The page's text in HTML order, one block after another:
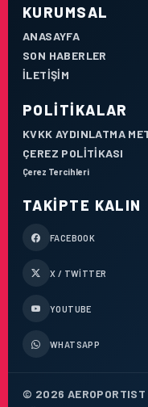
KURUMSAL
ANASAYFA
SON HABERLER
İLETIŞIM
POLITIKALAR
KVKK AYDINLATMA
ÇEREZ POLITIKASI
Çerez Tercihleri
TAKIPTE KALIN
FACEBOOK
X / TWITTER
YOUTUBE
WHATSAPP
© 2026 AEROPORTIST